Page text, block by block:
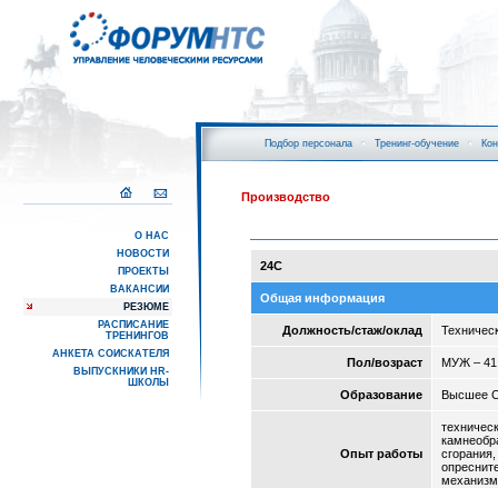
О НАС
НОВОСТИ
ПРОЕКТЫ
ВАКАНСИИ
РЕЗЮМЕ
РАСПИСАНИЕ
ТРЕНИНГОВ
АНКЕТА СОИСКАТЕЛЯ
ВЫПУСКНИКИ HR-
ШКОЛЫ
Подбор персонала Тренинг-обучение
Производство
24С
Общая информация
Должность/стаж/оклад
Пол/возраст МУЖ – 41
Образование Высшее
Опыт работы